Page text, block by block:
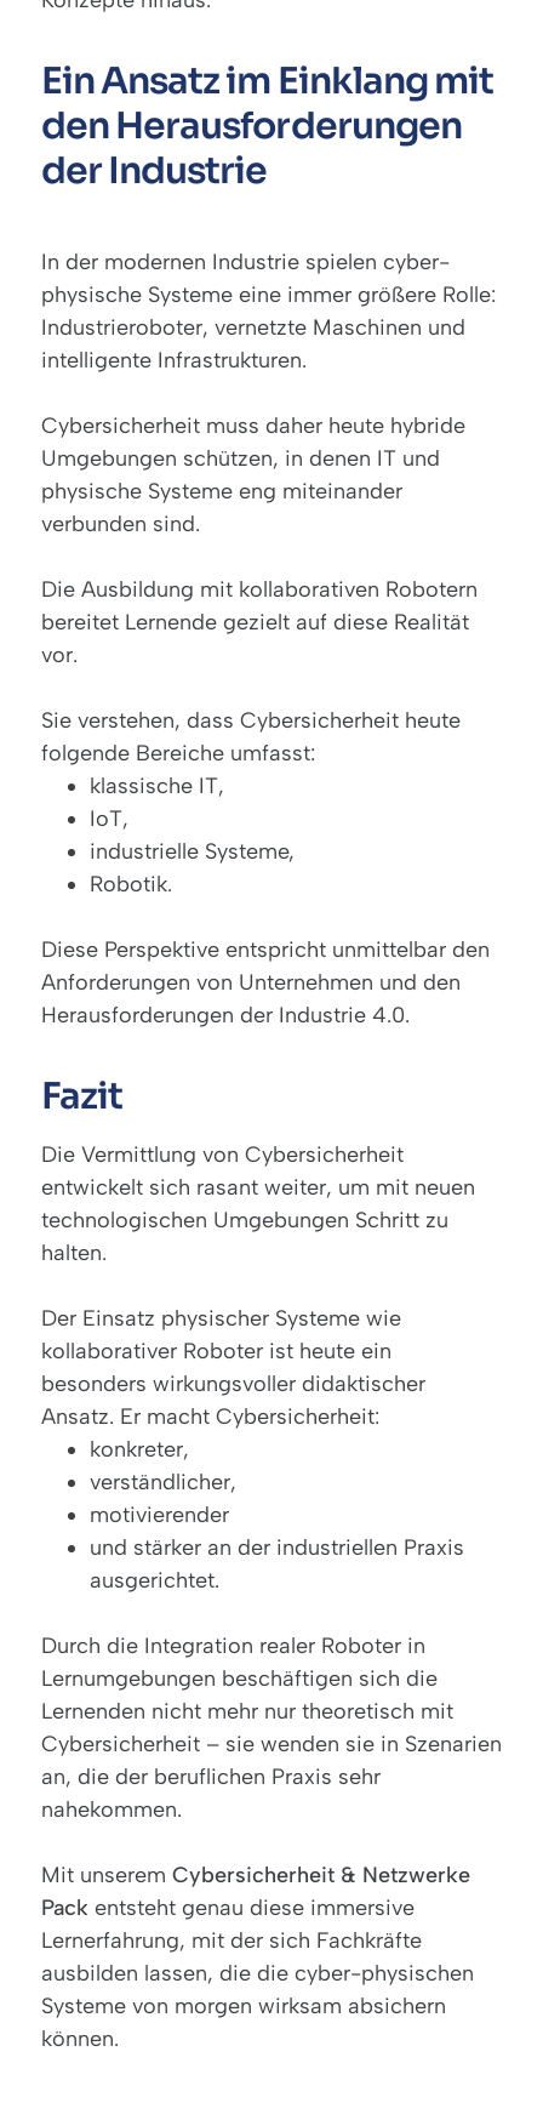
Ein Ansatz im Einklang mit
den Herausforderungen
der Industrie
In der modernen Industrie spielen cyber-
physische Systeme eine immer größere Rolle:
Industrieroboter, vernetzte Maschinen und
intelligente Infrastrukturen.
Cybersicherheit muss daher heute hybride
Umgebungen schützen, in denen IT und
physische Systeme eng miteinander
verbunden sind.
Die Ausbildung mit kollaborativen Robotern
bereitet Lernende gezielt auf diese Realität
vor.
Sie verstehen, dass Cybersicherheit heute
folgende Bereiche umfasst:
klassische IT,
IoT,
industrielle Systeme,
Robotik.
Diese Perspektive entspricht unmittelbar den
Anforderungen von Unternehmen und den
Herausforderungen der Industrie 4.0.
Fazit
Die Vermittlung von Cybersicherheit
entwickelt sich rasant weiter, um mit neuen
technologischen Umgebungen Schritt zu
halten.
Der Einsatz physischer Systeme wie
kollaborativer Roboter ist heute ein
besonders wirkungsvoller didaktischer
Ansatz. Er macht Cybersicherheit:
konkreter,
verständlicher,
motivierender
und stärker an der industriellen Praxis
ausgerichtet.
Durch die Integration realer Roboter in
Lernumgebungen beschäftigen sich die
Lernenden nicht mehr nur theoretisch mit
Cybersicherheit – sie wenden sie in Szenarien
an, die der beruflichen Praxis sehr
nahekommen.
Mit unserem Cybersicherheit & Netzwerke
Pack entsteht genau diese immersive
Lernerfahrung, mit der sich Fachkräfte
ausbilden lassen, die die cyber-physischen
Systeme von morgen wirksam absichern
können.